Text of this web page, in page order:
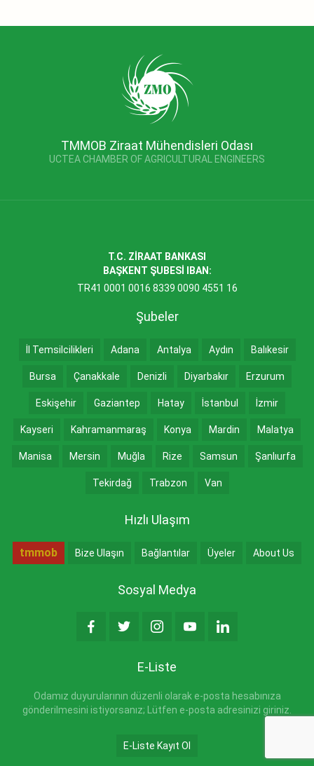
TMMOB Ziraat Mühendisleri Odası
UCTEA CHAMBER OF AGRICULTURAL ENGINEERS
T.C. ZİRAAT BANKASI
BAŞKENT ŞUBESİ IBAN:
TR41 0001 0016 8339 0090 4551 16
Şubeler
İl Temsilcilikleri Adana Antalya Aydın Balıkesir
Bursa Çanakkale Denizli Diyarbakır Erzurum
Eskişehir Gaziantep Hatay İstanbul İzmir
Kayseri Kahramanmaraş Konya Mardin Malatya
Manisa Mersin Muğla Rize Samsun Şanlıurfa
Tekirdağ Trabzon Van
Hızlı Ulaşım
tmmob Bize Ulaşın Bağlantılar Üyeler About Us
Sosyal Medya
E-Liste
Odamız duyurularının düzenli olarak e-posta hesabınıza
gönderilmesini istiyorsanız; Lütfen e-posta adresinizi giriniz.
E-Liste Kayıt Ol